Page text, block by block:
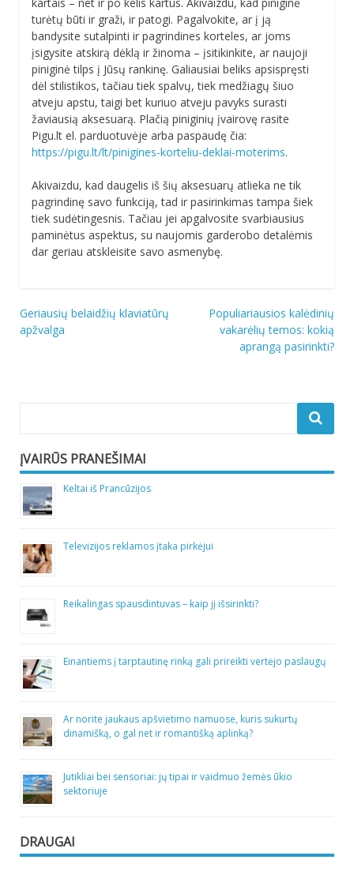
turėtų būti ir graži, ir patogi. Pagalvokite, ar į ją
bandysite sutalpinti ir pagrindines korteles, ar joms
įsigysite atskirą dėklą ir žinoma – įsitikinkite, ar naujoji
piniginė tilps į Jūsų rankinę. Galiausiai beliks apsispręsti
dėl stilistikos, tačiau tiek spalvų, tiek medžiagų šiuo
atveju apstu, taigi bet kuriuo atveju pavyks surasti
žaviausią aksesuarą. Plačią piniginių įvairovę rasite
Pigu.lt el. parduotuvėje arba paspaudę čia:
https://pigu.lt/lt/pinigines-korteliu-deklai-moterims.
Akivaizdu, kad daugelis iš šių aksesuarų atlieka ne tik
pagrindinę savo funkciją, tad ir pasirinkimas tampa šiek
tiek sudėtingesnis. Tačiau jei apgalvosite svarbiausius
paminėtus aspektus, su naujomis garderobo detalėmis
dar geriau atskleisite savo asmenybę.
Navigacija
tarp
Geriausių belaidžių klaviatūrų
apžvalga
Populiariausios kalėdinių
vakarėlių temos: kokią
aprangą pasirinkti?
ĮVAIRŪS PRANEŠIMAI
Keltai iš Prancūzijos
Televizijos reklamos įtaka pirkėjui
Reikalingas spausdintuvas – kaip jį išsirinkti?
Einantiems į tarptautinę rinką gali prireikti vertėjo paslaugų
Ar norite jaukaus apšvietimo namuose, kuris sukurtų
dinamišką, o gal net ir romantišką aplinką?
Jutikliai bei sensoriai: jų tipai ir vaidmuo žemės ūkio
sektoriuje
DRAUGAI